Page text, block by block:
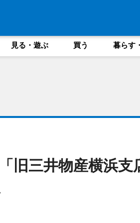
見る・遊ぶ 買う 暮らす
旧三井物産横浜支